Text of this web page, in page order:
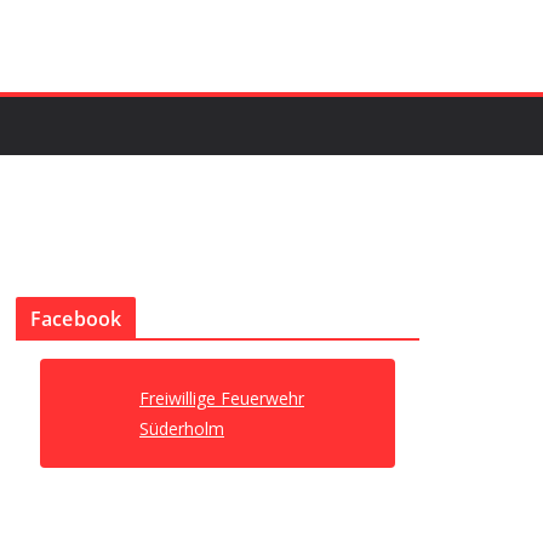
Facebook
Freiwillige Feuerwehr
Süderholm